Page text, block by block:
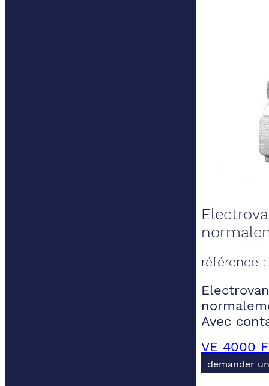
référence
Avec
VE 4000
demander